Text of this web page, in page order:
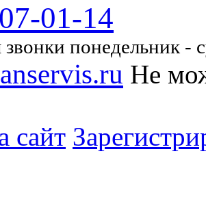
01-14
понедельник -
Не
сайт